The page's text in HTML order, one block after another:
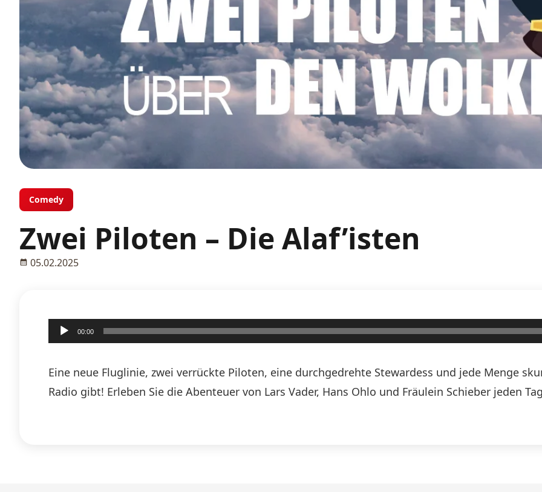
Comedy
Zwei Piloten – Die Alaf’isten
05.02.2025
Audio-
Player
00:00
Eine neue Fluglinie, zwei verrückte Piloten, eine durchgedrehte Stewardess und jede Menge
Radio gibt! Erleben Sie die Abenteuer von Lars Vader, Hans Ohlo und Fräulein Schieber jeden